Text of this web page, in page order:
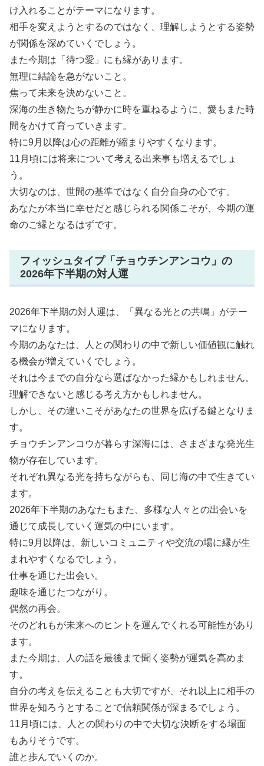
け入れることがテーマになります。
相手を変えようとするのではなく、理解しようとする姿勢
が関係を深めていくでしょう。
また今期は「待つ愛」にも縁があります。
無理に結論を急がないこと。
焦って未来を決めないこと。
深海の生き物たちが静かに時を重ねるように、愛もまた時
間をかけて育っていきます。
特に9月以降は心の距離が縮まりやすくなります。
11月頃には将来について考える出来事も増えるでしょ
う。
大切なのは、世間の基準ではなく自分自身の心です。
あなたが本当に幸せだと感じられる関係こそが、今期の運
命のご縁となるはずです。
フィッシュタイプ「チョウチンアンコウ」の
2026年下半期の対人運
2026年下半期の対人運は、「異なる光との共鳴」がテー
マになります。
今期のあなたは、人との関わりの中で新しい価値観に触れ
る機会が増えていくでしょう。
それは今までの自分なら選ばなかった縁かもしれません。
理解できないと感じる考え方かもしれません。
しかし、その違いこそがあなたの世界を広げる鍵となりま
す。
チョウチンアンコウが暮らす深海には、さまざまな発光生
物が存在しています。
それぞれ異なる光を持ちながらも、同じ海の中で生きてい
ます。
2026年下半期のあなたもまた、多様な人々との出会いを
通じて成長していく運気の中にいます。
特に9月以降は、新しいコミュニティや交流の場に縁が生
まれやすくなるでしょう。
仕事を通じた出会い。
趣味を通じたつながり。
偶然の再会。
そのどれもが未来へのヒントを運んでくれる可能性があり
ます。
また今期は、人の話を最後まで聞く姿勢が運気を高めま
す。
自分の考えを伝えることも大切ですが、それ以上に相手の
世界を知ろうとすることで信頼関係が深まるでしょう。
11月頃には、人との関わりの中で大切な決断をする場面
もありそうです。
誰と歩んでいくのか。